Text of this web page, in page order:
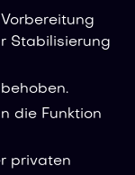
Stabilisierung
die Funktion
privaten